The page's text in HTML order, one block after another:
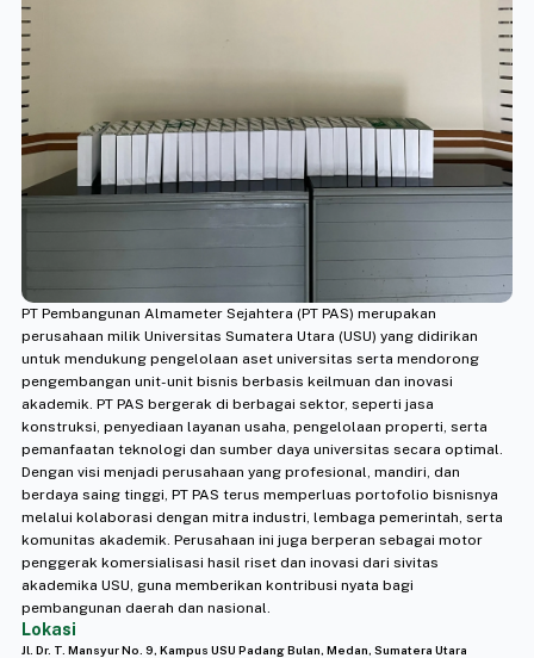
PT Pembangunan Almameter Sejahtera (PT PAS) merupakan
perusahaan milik Universitas Sumatera Utara (USU) yang didirikan
untuk mendukung pengelolaan aset universitas serta mendorong
pengembangan unit-unit bisnis berbasis keilmuan dan inovasi
akademik. PT PAS bergerak di berbagai sektor, seperti jasa
konstruksi, penyediaan layanan usaha, pengelolaan properti, serta
pemanfaatan teknologi dan sumber daya universitas secara optimal.
Dengan visi menjadi perusahaan yang profesional, mandiri, dan
berdaya saing tinggi, PT PAS terus memperluas portofolio bisnisnya
melalui kolaborasi dengan mitra industri, lembaga pemerintah, serta
komunitas akademik. Perusahaan ini juga berperan sebagai motor
penggerak komersialisasi hasil riset dan inovasi dari sivitas
akademika USU, guna memberikan kontribusi nyata bagi
pembangunan daerah dan nasional.
Lokasi
Jl. Dr. T. Mansyur No. 9, Kampus USU Padang Bulan, Medan, Sumatera Utara